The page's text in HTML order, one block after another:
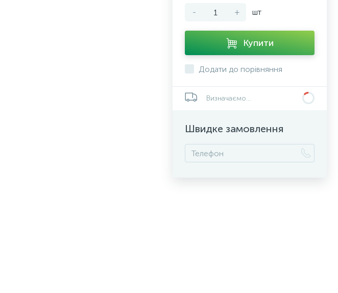
- + шт
Купити
Додати до порівняння
Визначаємо...
Швидке замовлення